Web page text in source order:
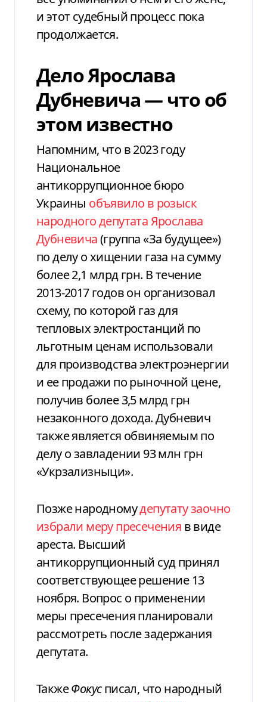
и этот судебный процесс пока
продолжается.
Дело Ярослава
Дубневича — что об
этом известно
Напомним, что в 2023 году
Национальное
антикоррупционное бюро
Украины объявило в розыск
народного депутата Ярослава
Дубневича(группа «За будущее»)
по делу о хищении газа на сумму
более 2,1 млрд грн. В течение
2013-2017 годов он организовал
схему, по которой газ для
тепловых электростанций по
льготным ценам использовали
для производства электроэнергии
и ее продажи по рыночной цене,
получив более 3,5 млрд грн
незаконного дохода. Дубневич
также является обвиняемым по
делу о завладении 93 млн грн
«Укрзализныци».
Позже народномудепутату заочно
избрали меру пресечения в виде
ареста. Высший
антикоррупционный суд принял
соответствующее решение 13
ноября. Вопрос о применении
меры пресечения планировали
рассмотреть после задержания
депутата.
ТакжеФокусписал, что народный